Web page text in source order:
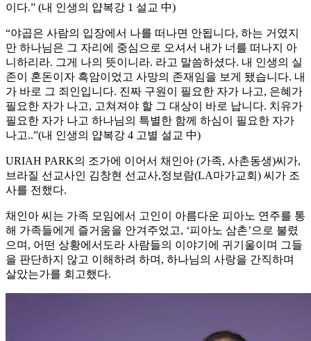
이다.” (내 인생의 얍복강 1 설교 中)
“야곱은 사람의 입장에서 나를 떠나면 안됩니다, 하는 거였지
만 하나님은 그 자리에 중심으로 오셔서 내가 너를 떠나지 아
니하리라. 그게 나의 뜻이니라. 라고 말씀하셨다. 내 인생의 실
존이 혼돈이자 흑암이었고 사망의 존재임을 보게 됐습니다. 내
가 바로 그 죄인입니다. 진짜 구원이 필요한 자가 나고, 은혜가
필요한 자가 나고, 고쳐져야 할 그 대상이 바로 납니다. 치유가
필요한 자가 나고 하나님의 특별한 함께 하심이 필요한 자가
나고..”(내 인생의 얍복강 4 고별 설교 中)
URIAH PARK의 조가에 이어서 채인아 (가족, 사촌동생)씨가,
브라질 선교사인 김창현 선교사,정보람(LA마가교회) 씨가 조
사를 전했다.
채인아 씨는 가족 모임에서 고인이 아름다운 피아노 연주를 통
해 가족들에게 즐거움을 안겨주었고, ‘피아노 삼촌’으로 불렸
으며, 어떤 상황에서도라 사람들의 이야기에 귀기울이며 그들
을 판단하지 않고 이해하려 하며, 하나님의 사랑을 간직하며
살았는가를 회고했다.